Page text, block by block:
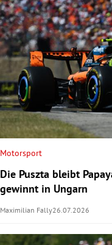
Motorsport
Die Puszta bleibt
gewinnt in Ungarn
Maximilian Fally26.07.2026